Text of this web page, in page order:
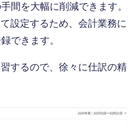
間を大幅に削減できます。
設定するため、会計業務に
できます。
するので、徐々に仕訳の精